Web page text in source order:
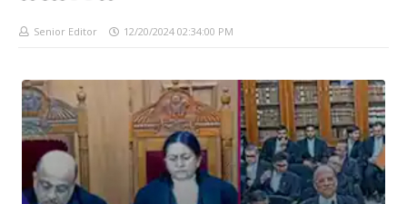
Senior Editor 12/20/2024 02:34:00 PM